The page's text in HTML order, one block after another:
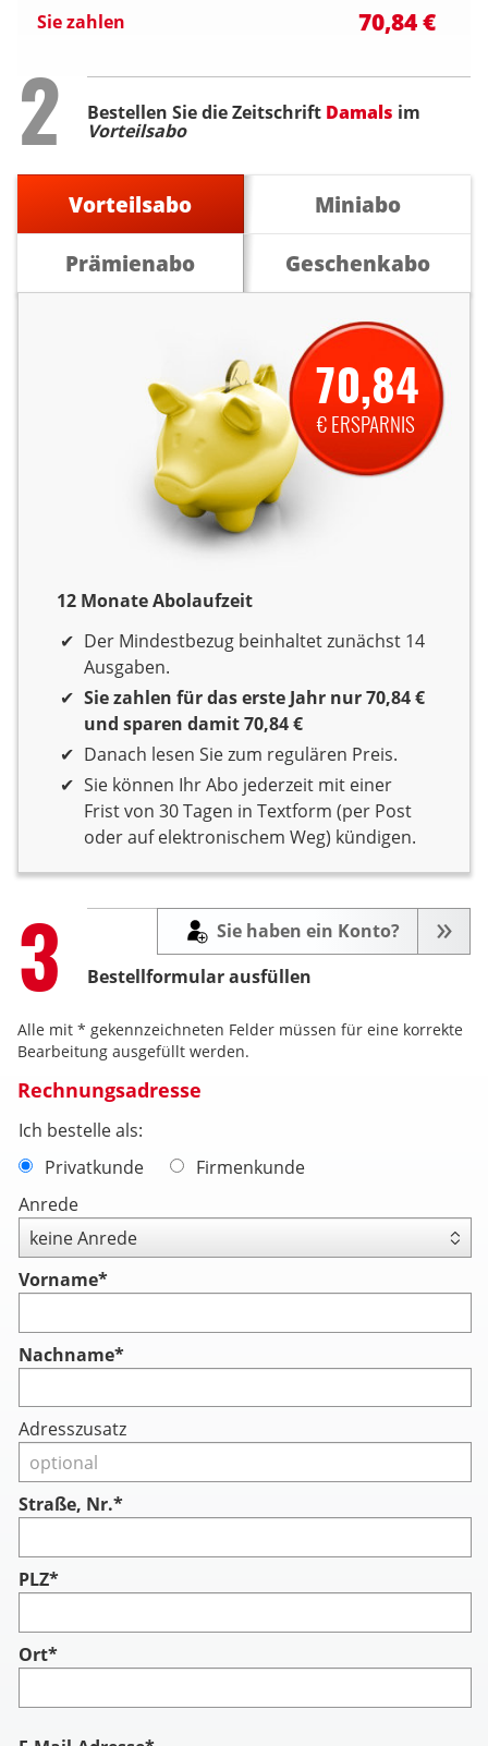
Sie zahlen 70,84 €
Step
2 Bestellen Sie die Zeitschrift Damals im
Vorteilsabo
Vorteilsabo
Miniabo
Prämienabo
Geschenkabo
12 Monate Abolaufzeit
12 Monate Laufzeit
Der Mindestbezug beinhaltet zunächst 14
Ausgaben.
Sie zahlen für das erste Jahr nur 70,84 €
und sparen damit 70,84 €
Danach lesen Sie zum regulären Preis.
Sie können Ihr Abo jederzeit mit einer
Frist von 30 Tagen in Textform (per Post
oder auf elektronischem Weg) kündigen.
70,84
€ ERSPARNIS
Step
3 Bestellformular ausfüllen
Sie haben ein Konto?
Alle mit * gekennzeichneten Felder müssen für eine korrekte
Bearbeitung ausgefüllt werden.
Rechnungsadresse
Ich bestelle als:
Privatkunde
Firmenkunde
Anrede
Vorname*
Nachname*
Adresszusatz
Straße, Nr.*
PLZ*
Ort*